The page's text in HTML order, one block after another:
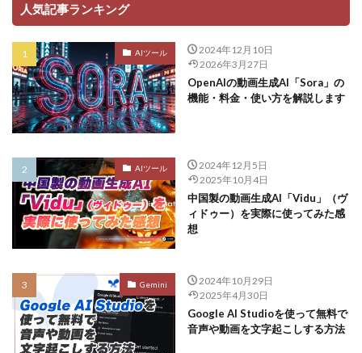
人気記事ランキング
AIツール
2024年12月10日
2026年3月27日
OpenAIの動画生成AI「Sora」の
機能・料金・使い方を解説します
AIツール
2024年12月5日
2025年10月4日
中国製の動画生成AI「Vidu」（ヴ
ィドゥー）を実際に使ってみた感
想
Gemini
2024年10月29日
2025年4月30日
Google AI Studioを使って無料で
音声や動画を文字起こしする方法